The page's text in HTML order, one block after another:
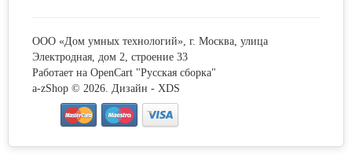
ООО «Дом умных технологий», г. Москва, улица
Электродная, дом 2, строение 33
Работает на OpenCart "Русская сборка"
a-zShop © 2026. Дизайн - XDS